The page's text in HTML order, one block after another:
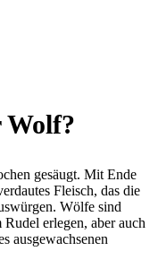
Wolf?
gesäugt. Mit Ende
Fleisch, das die
Wölfe sind
erlegen, aber auch
ausgewachsenen